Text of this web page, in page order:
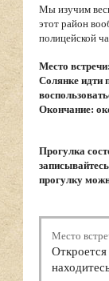
Мы изучим
этот район
полицейской
Место
Солянке идти
Окончание:
Прогулка
прогулку
Место